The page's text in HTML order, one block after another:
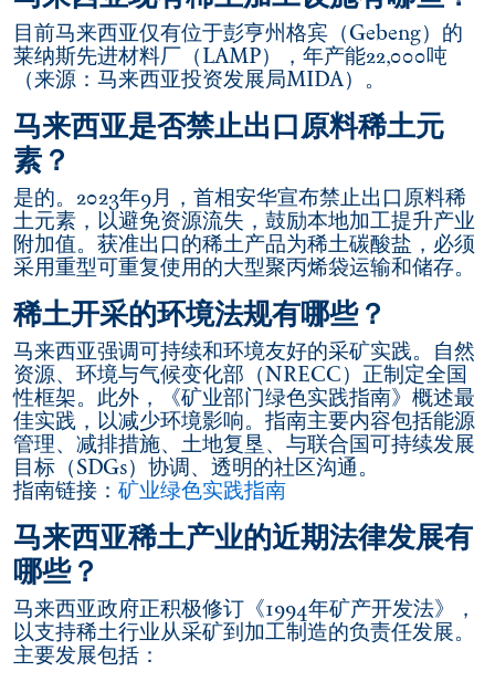
目前马来西亚仅有位于彭亨州格宾（Gebeng）的
莱纳斯先进材料厂（LAMP），年产能22,000吨
（来源：马来西亚投资发展局MIDA）。
马来西亚是否禁止出口原料稀土元
素？
是的。2023年9月，首相安华宣布禁止出口原料稀
土元素，以避免资源流失，鼓励本地加工提升产业
附加值。获准出口的稀土产品为稀土碳酸盐，必须
采用重型可重复使用的大型聚丙烯袋运输和储存。
稀土开采的环境法规有哪些？
马来西亚强调可持续和环境友好的采矿实践。自然
资源、环境与气候变化部（NRECC）正制定全国
性框架。此外，《矿业部门绿色实践指南》概述最
佳实践，以减少环境影响。指南主要内容包括能源
管理、减排措施、土地复垦、与联合国可持续发展
目标（SDGs）协调、透明的社区沟通。
指南链接： 矿业绿色实践指南
马来西亚稀土产业的近期法律发展有
哪些？
马来西亚政府正积极修订《1994年矿产开发法》，
以支持稀土行业从采矿到加工制造的负责任发展。
主要发展包括：